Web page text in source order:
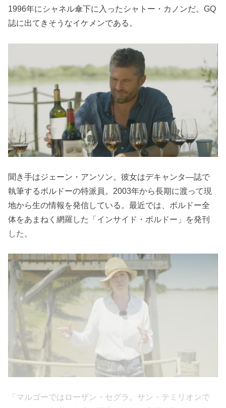
1996年にシャネル傘下に入ったシャトー・カノンだ。GQ
誌に出てきそうなイケメンである。
聞き手はジェーン・アンソン。彼女はデキャンタ―誌で
執筆するボルドーの特派員。2003年から長期に渡って現
地から生の情報を発信している。最近では、ボルドー全
体をあまねく網羅した「インサイド・ボルドー」を発刊
した。
「マルゴーではローザン・セグラ。サン・テミリオンで